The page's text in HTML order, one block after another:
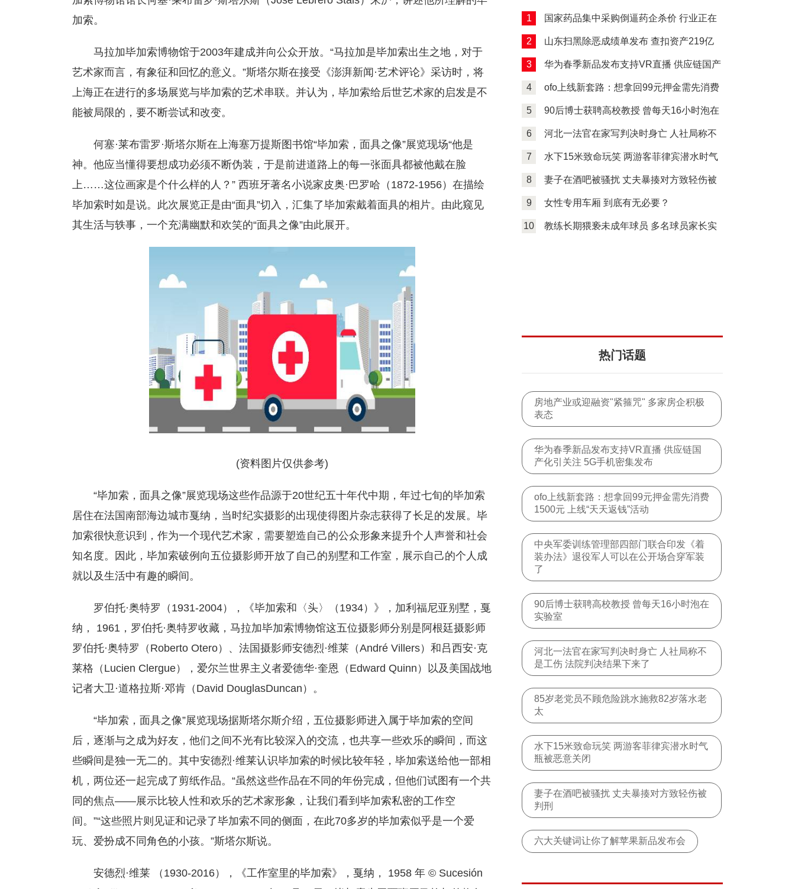
加索。
马拉加毕加索博物馆于2003年建成并向公众开放。“马拉加是毕加索出生之地，对于
艺术家而言，有象征和回忆的意义。”斯塔尔斯在接受《澎湃新闻·艺术评论》采访时，将
上海正在进行的多场展览与毕加索的艺术串联。并认为，毕加索给后世艺术家的启发是不
能被局限的，要不断尝试和改变。
何塞·莱布雷罗·斯塔尔斯在上海塞万提斯图书馆“毕加索，面具之像”展览现场“他是
神。他应当懂得要想成功必须不断伪装，于是前进道路上的每一张面具都被他戴在脸
上……这位画家是个什么样的人？” 西班牙著名小说家皮奥·巴罗哈（1872-1956）在描绘
毕加索时如是说。此次展览正是由“面具”切入，汇集了毕加索戴着面具的相片。由此窥见
其生活与轶事，一个充满幽默和欢笑的“面具之像”由此展开。
(资料图片仅供参考)
“毕加索，面具之像”展览现场这些作品源于20世纪五十年代中期，年过七旬的毕加索
居住在法国南部海边城市戛纳，当时纪实摄影的出现使得图片杂志获得了长足的发展。毕
加索很快意识到，作为一个现代艺术家，需要塑造自己的公众形象来提升个人声誉和社会
知名度。因此，毕加索破例向五位摄影师开放了自己的别墅和工作室，展示自己的个人成
就以及生活中有趣的瞬间。
罗伯托·奥特罗（1931-2004），《毕加索和〈头〉（1934）》，加利福尼亚别墅，戛
纳， 1961，罗伯托·奥特罗收藏，马拉加毕加索博物馆这五位摄影师分别是阿根廷摄影师
罗伯托·奥特罗（Roberto Otero）、法国摄影师安德烈·维莱（André Villers）和吕西安·克
莱格（Lucien Clergue），爱尔兰世界主义者爱德华·奎恩（Edward Quinn）以及美国战地
记者大卫·道格拉斯·邓肯（David DouglasDuncan）。
“毕加索，面具之像”展览现场据斯塔尔斯介绍，五位摄影师进入属于毕加索的空间
后，逐渐与之成为好友，他们之间不光有比较深入的交流，也共享一些欢乐的瞬间，而这
些瞬间是独一无二的。其中安德烈·维莱认识毕加索的时候比较年轻，毕加索送给他一部相
机，两位还一起完成了剪纸作品。“虽然这些作品在不同的年份完成，但他们试图有一个共
同的焦点——展示比较人性和欢乐的艺术家形象，让我们看到毕加索私密的工作空
间。”“这些照片则见证和记录了毕加索不同的侧面，在此70多岁的毕加索似乎是一个爱
玩、爱扮成不同角色的小孩。”斯塔尔斯说。
安德烈·维莱 （1930-2016），《工作室里的毕加索》，戛纳， 1958 年 © Sucesión
1
国家药品集中采购倒逼药企杀价 行业正在
经历洗牌
2
山东扫黑除恶成绩单发布 查扣资产219亿
余元
3
华为春季新品发布支持VR直播 供应链国产
4
ofo上线新套路：想拿回99元押金需先消费
5
90后博士获聘高校教授 曾每天16小时泡在
6
河北一法官在家写判决时身亡 人社局称不
7
水下15米致命玩笑 两游客菲律宾潜水时气
8
妻子在酒吧被骚扰 丈夫暴揍对方致轻伤被
9
女性专用车厢 到底有无必要？
10
教练长期猥亵未成年球员 多名球员家长实
热门话题
房地产业或迎融资"紧箍咒" 多家房企积极
表态
华为春季新品发布支持VR直播 供应链国
产化引关注 5G手机密集发布
ofo上线新套路：想拿回99元押金需先消费
1500元 上线“天天返钱”活动
中央军委训练管理部四部门联合印发《着
装办法》退役军人可以在公开场合穿军装
了
90后博士获聘高校教授 曾每天16小时泡在
实验室
河北一法官在家写判决时身亡 人社局称不
是工伤 法院判决结果下来了
85岁老党员不顾危险跳水施救82岁落水老
太
水下15米致命玩笑 两游客菲律宾潜水时气
瓶被恶意关闭
妻子在酒吧被骚扰 丈夫暴揍对方致轻伤被
判刑
六大关键词让你了解苹果新品发布会